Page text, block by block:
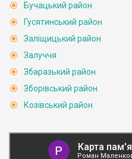
Бучацький район
Гусятинський район
Заліщицький район
Залуччя
Збаразький район
Зборівський район
Козівський район